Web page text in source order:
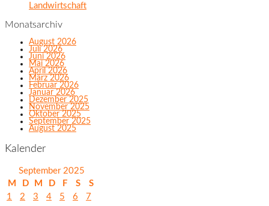
Landwirtschaft
Monatsarchiv
August 2026
Juli 2026
Juni 2026
Mai 2026
April 2026
März 2026
Februar 2026
Januar 2026
Dezember 2025
November 2025
Oktober 2025
September 2025
August 2025
Kalender
September 2025
M
D M D F S
S
1
2 3 4 5 6
7